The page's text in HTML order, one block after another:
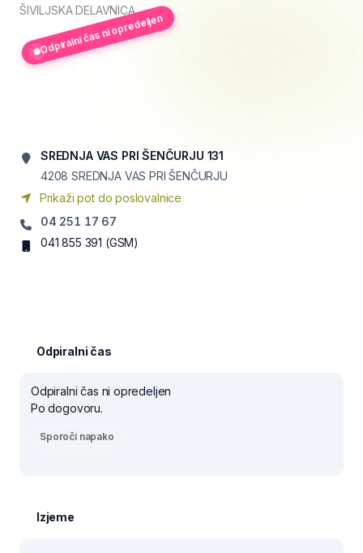
ŠIVILJSKA DELAVNICA
Odpiralni čas ni opredeljen
SREDNJA VAS PRI ŠENČURJU 131
4208 SREDNJA VAS PRI ŠENČURJU
Prikaži pot do poslovalnice
04 251 17 67
041 855 391 (GSM)
Odpiralni čas
Odpiralni čas ni opredeljen
Po dogovoru.
Sporoči napako
Izjeme